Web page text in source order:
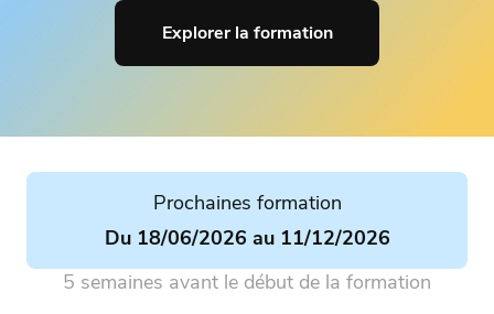
Explorer la formation
Prochaines formation
Du 18/06/2026 au 11/12/2026
5 semaines avant le début de la formation